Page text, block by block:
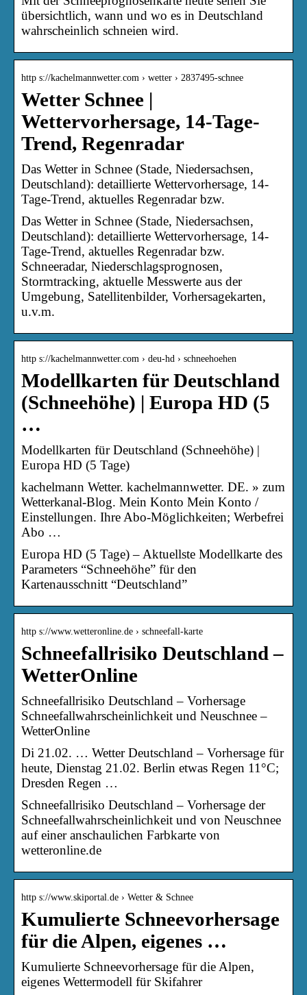
übersichtlich, wann und wo es in Deutschland
wahrscheinlich schneien wird.
http s://kachelmannwetter.com › wetter › 2837495-schnee
Wetter Schnee |
Wettervorhersage, 14-Tage-
Trend, Regenradar
Das Wetter in Schnee (Stade, Niedersachsen,
Deutschland): detaillierte Wettervorhersage, 14-
Tage-Trend, aktuelles Regenradar bzw.
Das Wetter in Schnee (Stade, Niedersachsen,
Deutschland): detaillierte Wettervorhersage, 14-
Tage-Trend, aktuelles Regenradar bzw.
Schneeradar, Niederschlagsprognosen,
Stormtracking, aktuelle Messwerte aus der
Umgebung, Satellitenbilder, Vorhersagekarten,
u.v.m.
http s://kachelmannwetter.com › deu-hd › schneehoehen
Modellkarten für Deutschland
(Schneehöhe) | Europa HD (5
…
Modellkarten für Deutschland (Schneehöhe) |
Europa HD (5 Tage)
kachelmann Wetter. kachelmannwetter. DE. » zum
Wetterkanal-Blog. Mein Konto Mein Konto /
Einstellungen. Ihre Abo-Möglichkeiten; Werbefrei
Abo …
Europa HD (5 Tage) – Aktuellste Modellkarte des
Parameters “Schneehöhe” für den
Kartenausschnitt “Deutschland”
http s://www.wetteronline.de › schneefall-karte
Schneefallrisiko Deutschland –
WetterOnline
Schneefallrisiko Deutschland – Vorhersage
Schneefallwahrscheinlichkeit und Neuschnee –
WetterOnline
Di 21.02. … Wetter Deutschland – Vorhersage für
heute, Dienstag 21.02. Berlin etwas Regen 11°C;
Dresden Regen …
Schneefallrisiko Deutschland – Vorhersage der
Schneefallwahrscheinlichkeit und von Neuschnee
auf einer anschaulichen Farbkarte von
wetteronline.de
http s://www.skiportal.de › Wetter & Schnee
Kumulierte Schneevorhersage
für die Alpen, eigenes …
Kumulierte Schneevorhersage für die Alpen,
eigenes Wettermodell für Skifahrer